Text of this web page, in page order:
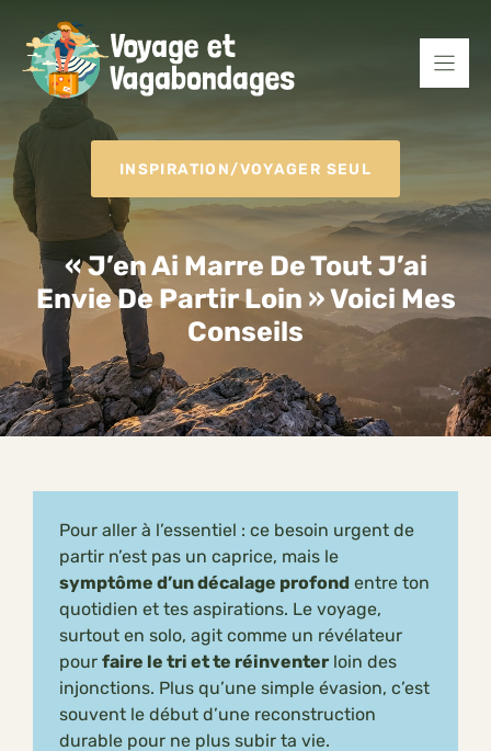
contenu
INSPIRATION/VOYAGER SEUL
« J’en Ai Marre De Tout J’ai
Envie De Partir Loin » Voici Mes
Conseils
Pour aller à l’essentiel : ce besoin urgent de
partir n’est pas un caprice, mais le
symptôme d’un décalage profond entre ton
quotidien et tes aspirations. Le voyage,
surtout en solo, agit comme un révélateur
pour faire le tri et te réinventer loin des
injonctions. Plus qu’une simple évasion, c’est
souvent le début d’une reconstruction
durable pour ne plus subir ta vie.